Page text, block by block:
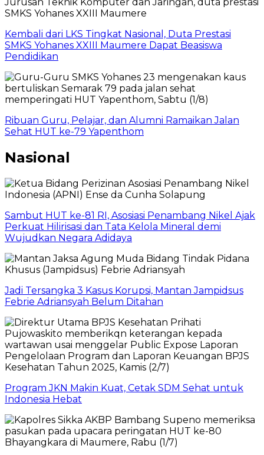
Kembali dari LKS Tingkat Nasional, Duta Prestasi
SMKS Yohanes XXIII Maumere Dapat Beasiswa
Pendidikan
Ribuan Guru, Pelajar, dan Alumni Ramaikan Jalan
Sehat HUT ke-79 Yapenthom
Nasional
Sambut HUT ke-81 RI, Asosiasi Penambang Nikel Ajak
Perkuat Hilirisasi dan Tata Kelola Mineral demi
Wujudkan Negara Adidaya
Jadi Tersangka 3 Kasus Korupsi, Mantan Jampidsus
Febrie Adriansyah Belum Ditahan
Program JKN Makin Kuat, Cetak SDM Sehat untuk
Indonesia Hebat